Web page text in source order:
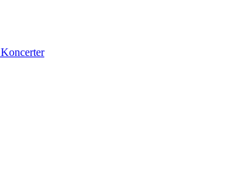
Koncerter